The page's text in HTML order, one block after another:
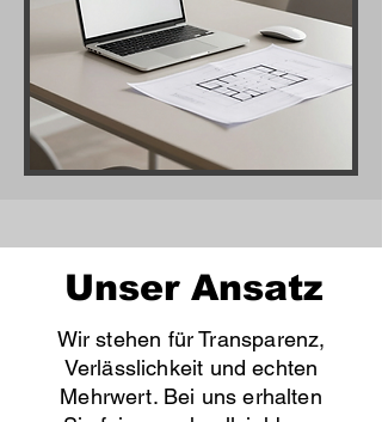
Unser Ansatz
Wir stehen für Transparenz,
Verlässlichkeit und echten
Mehrwert. Bei uns erhalten